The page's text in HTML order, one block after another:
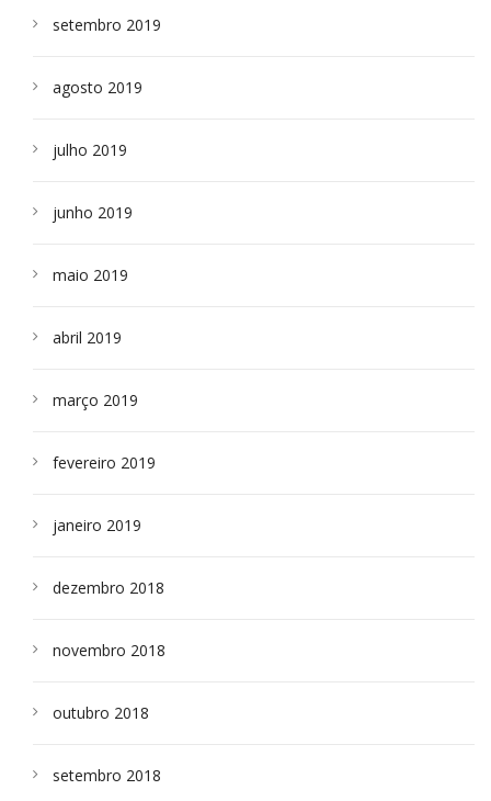
setembro 2019
agosto 2019
julho 2019
junho 2019
maio 2019
abril 2019
março 2019
fevereiro 2019
janeiro 2019
dezembro 2018
novembro 2018
outubro 2018
setembro 2018